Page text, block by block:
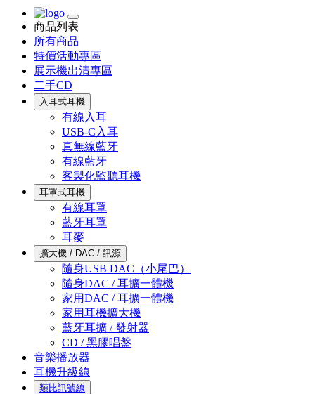
商品列表
所有商品
特價活動專區
展示機出清專區
二手CD
入耳式耳機
有線入耳
USB-C入耳
真無線藍牙
有線藍牙
客製化監聽耳機
耳罩式耳機
有線耳罩
藍牙耳罩
耳麥
擴大機 / DAC / 訊源
隨身USB DAC（小尾巴）
隨身DAC / 耳擴一體機
家用DAC / 耳擴一體機
家用耳機擴大機
藍牙耳擴 / 發射器
CD / 黑膠唱盤
音樂播放器
耳機升級線
類比訊號線